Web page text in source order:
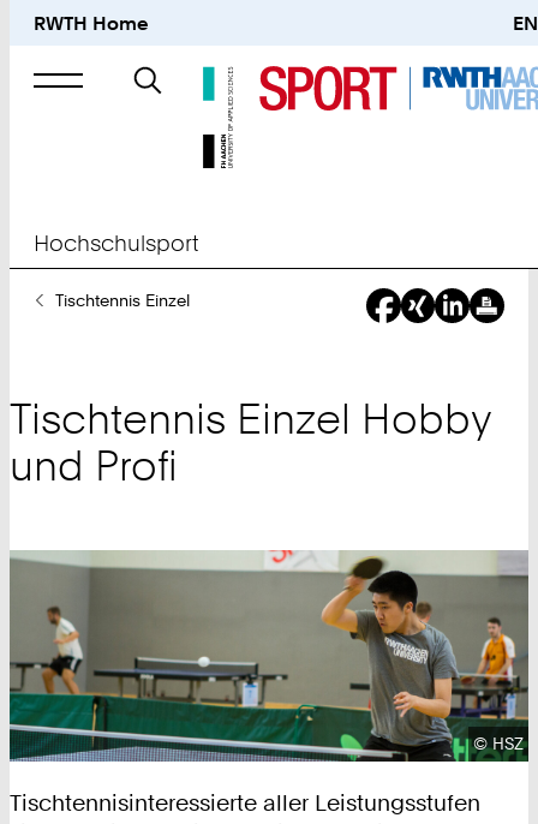
RWTH Home EN
Suche
nach
Hochschulsport
SieTischtennis Einzel
Tischtennis Einzel Hobby
und Profi
©HSZ
Tischtennisinteressierte aller Leistungsstufen